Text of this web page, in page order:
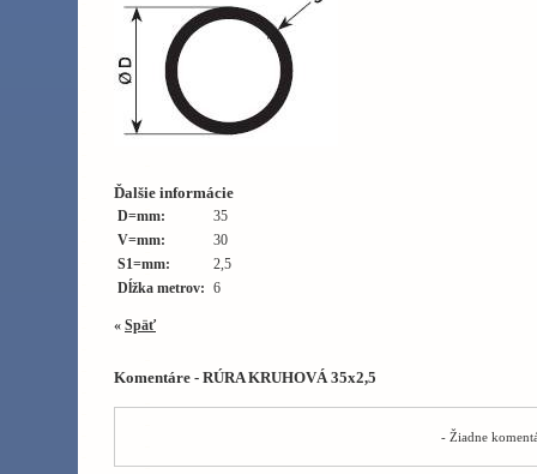
Ďalšie informácie
D=mm:
35
V=mm:
30
S1=mm:
2,5
Dĺžka metrov: 6
« Späť
Komentáre - RÚRA KRUHOVÁ 35x2,5
- Žiadne